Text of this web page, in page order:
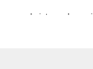
un skaisto vaska
pasaulē.